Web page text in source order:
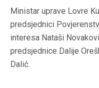
Ministar uprave Lovre
predsjednici
interesa Nataši
predsjednice Dalije
Dalić.